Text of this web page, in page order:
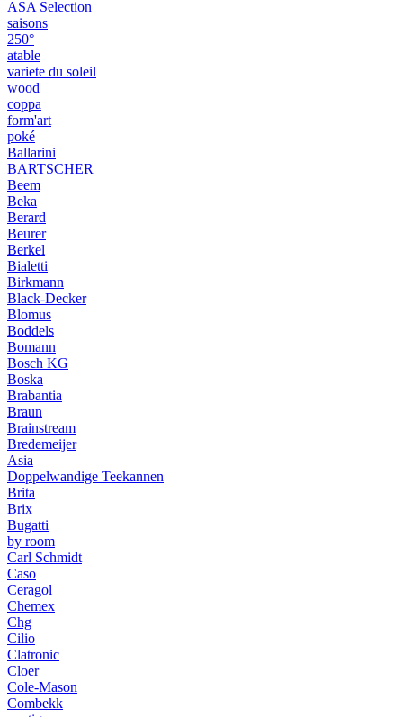
ASA Selection
saisons
250°
atable
variete du soleil
wood
coppa
form'art
poké
Ballarini
BARTSCHER
Beem
Beka
Berard
Beurer
Berkel
Bialetti
Birkmann
Black-Decker
Blomus
Boddels
Bomann
Bosch KG
Boska
Brabantia
Braun
Brainstream
Bredemeijer
Asia
Doppelwandige Teekannen
Brita
Brix
Bugatti
by room
Carl Schmidt
Caso
Ceragol
Chemex
Chg
Cilio
Clatronic
Cloer
Cole-Mason
Combekk